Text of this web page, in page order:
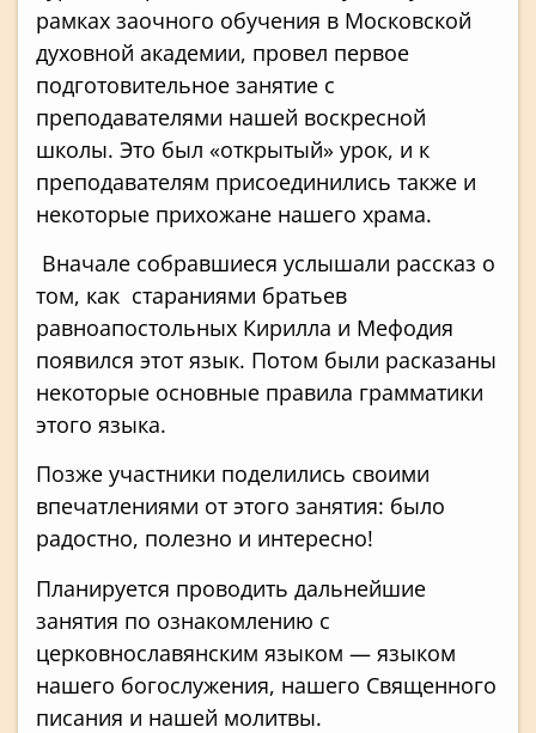
рамках заочного обучения в Московской
духовной академии, провел первое
подготовительное занятие с
преподавателями нашей воскресной
школы. Это был «открытый» урок, и к
преподавателям присоединились также и
некоторые прихожане нашего храма.
Вначале собравшиеся услышали рассказ о
том, как стараниями братьев
равноапостольных Кирилла и Мефодия
появился этот язык. Потом были расказаны
некоторые основные правила грамматики
этого языка.
Позже участники поделились своими
впечатлениями от этого занятия: было
радостно, полезно и интересно!
Планируется проводить дальнейшие
занятия по ознакомлению с
церковнославянским языком — языком
нашего богослужения, нашего Священного
писания и нашей молитвы.